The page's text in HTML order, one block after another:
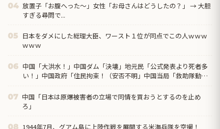
04 放置子「お腹へった～」女性「お母さんはどうしたの？」 → 大胆
すぎる尋問で...
05 日本をダメにした総理大臣、ワースト１位が同点でこの人ｗｗｗ
ｗｗｗ
06 中国「大洪水！」中国ダム「決壊」地元民「公式発表より死者多
い！」中国政府「住民拘束！（安否不明」中国当局「救助隊動画
07 中国「日本は原爆被害者の立場で同情を買おうとするのを止め
ろ」
08 1944年7月、グアム島に上陸作戦を展開する米海兵隊を空撮！